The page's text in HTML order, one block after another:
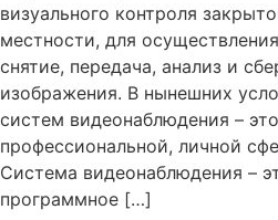
визуального контроля
местности, для
снятие, передача, анализ и
изображения. В нынешних
систем видеонаблюдения –
профессиональной, личной
Система видеонаблюдения –
программное […]